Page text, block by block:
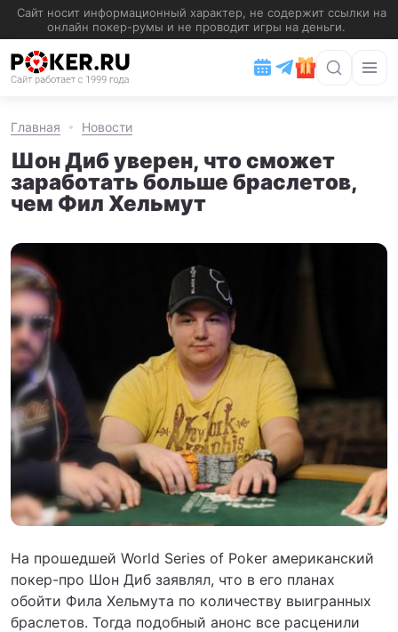
Главная Новости
Шон Диб уверен, что сможет
заработать больше браслетов,
чем Фил Хельмут
На прошедшей World Series of Poker американский
покер-про Шон Диб заявлял, что в его планах
обойти Фила Хельмута по количеству выигранных
браслетов. Тогда подобный анонс все расценили